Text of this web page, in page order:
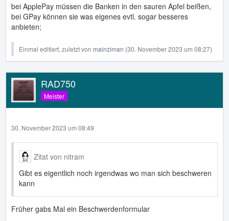
bei ApplePay müssen die Banken in den sauren Apfel beißen,
bei GPay können sie was eigenes evtl. sogar besseres
anbieten;
Einmal editiert, zuletzt von mainziman (30. November 2023 um 08:27)
RAD750
Meister
30. November 2023 um 08:49
Zitat von nitram
Gibt es eigentlich noch irgendwas wo man sich beschweren
kann
Früher gabs Mal ein Beschwerdenformular